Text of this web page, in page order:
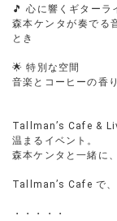
🎵 心に響くギターラ
森本ケンタが奏でる
とき
🌟 特別な空間
音楽とコーヒーの香
Tallman’s Cafe &
温まるイベント。
森本ケンタと一緒に
Tallman’s Cafe で、
・・・・・